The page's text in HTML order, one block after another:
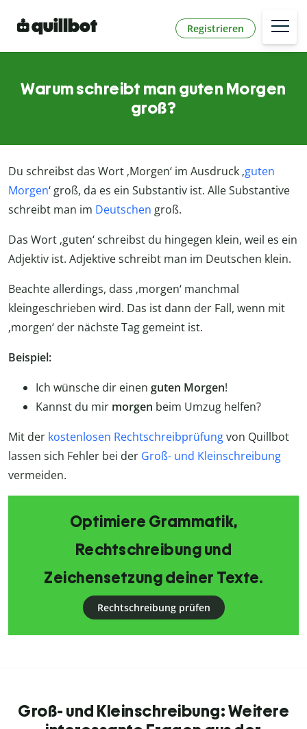
Registrieren
Warum schreibt man guten Morgen
groß?
Du schreibst das Wort ‚Morgen‘ im Ausdruck ‚guten
Morgen‘ groß, da es ein Substantiv ist. Alle Substantive
schreibt man im Deutschen groß.
Das Wort ‚guten‘ schreibst du hingegen klein, weil es ein
Adjektiv ist. Adjektive schreibt man im Deutschen klein.
Beachte allerdings, dass ‚morgen‘ manchmal
kleingeschrieben wird. Das ist dann der Fall, wenn mit
‚morgen‘ der nächste Tag gemeint ist.
Beispiel:
Ich wünsche dir einen guten Morgen!
Kannst du mir morgen beim Umzug helfen?
Mit der kostenlosen Rechtschreibprüfungvon Quillbot
lassen sich Fehler bei der Groß- und Kleinschreibung
vermeiden.
Optimiere Grammatik,
Rechtschreibung und
Zeichensetzung deiner Texte.
Rechtschreibung prüfen
Groß- und Kleinschreibung: Weitere